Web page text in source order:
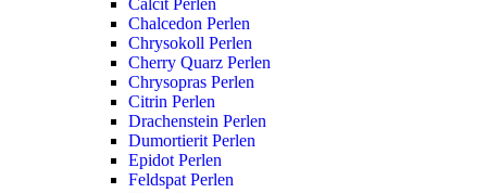
Calcit Perlen
Chalcedon Perlen
Chrysokoll Perlen
Cherry Quarz Perlen
Chrysopras Perlen
Citrin Perlen
Drachenstein Perlen
Dumortierit Perlen
Epidot Perlen
Feldspat Perlen